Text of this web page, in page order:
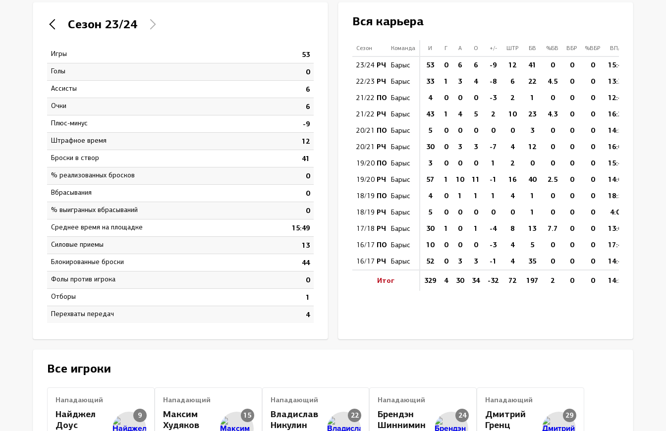
Северсталь
Сезон 23/24
Игры 53
Голы 0
Ассисты 6
Очки 6
Плюс-минус -9
штрафное время 12
Броски в створ 41
% реализованных бросков 0
Вбрасывания 0
% выигранных вбрасываний 0
Среднее время на площадке 15:49
Силовые приемы 13
Блокированные броски 44
Фолы против игрока 0
Отборы 1
Перехваты передач 4
Вся карьера
Сезон Команда И Г А О +/- ШТР БВ %БВ ВБР %ВБР ВП/И
23/24 РЧ Барыс 53 0 6 6 -9 12 41 0 0 0 15:49
22/23 РЧ Барыс 33 1 3 4 -8 6 22 4.5 0 0 13:31
21/22 ПО Барыс 4 0 0 0 -3 2 1 0 0 0 12:49
21/22 РЧ Барыс 43 1 4 5 2 10 23 4.3 0 0 16:23
20/21 ПО Барыс 5 0 0 0 0 0 3 0 0 0 14:57
20/21 РЧ Барыс 30 0 3 3 -7 4 12 0 0 0 16:05
19/20 ПО Барыс 3 0 0 0 1 2 0 0 0 0 15:43
19/20 РЧ Барыс 57 1 10 11 -1 16 40 2.5 0 0 14:05
18/19 ПО Барыс 4 0 1 1 1 4 1 0 0 0 18:53
18/19 РЧ Барыс 5 0 0 0 0 0 1 0 0 0 4:08
17/18 РЧ Барыс 30 1 0 1 -4 8 13 7.7 0 0 13:08
16/17 ПО Барыс 10 0 0 0 -3 4 5 0 0 0 17:44
16/17 РЧ Барыс 52 0 3 3 -1 4 35 0 0 0 14:44
Итог 329 4 30 34 -32 72 197 2 0 0 14:50
Все игроки
Нападающий
Найджел
Доус
9
Нападающий
Максим
Худяков
15
Нападающий
Владислав
Никулин
22
Нападающий
Брендэн
Шиннимин
24
Нападающий
Дмитрий
Гренц
29